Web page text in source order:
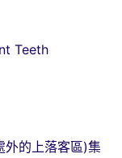
Teeth
外的上落客區)集